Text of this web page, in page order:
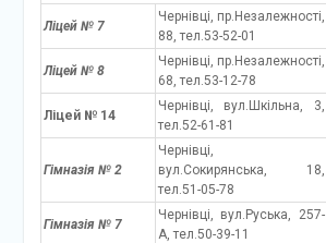
Ліцей № 7
Чернівці, пр.Незалежності,
88, тел.53-52-01
Ліцей № 8
Чернівці, пр.Незалежності,
68, тел.53-12-78
Ліцей № 14
Чернівці, вул.Шкільна, 3,
тел.52-61-81
Гімназія № 2
Чернівці,
вул.Сокирянська, 18,
тел.51-05-78
Гімназія № 7
Чернівці, вул.Руська, 257-
А, тел.50-39-11